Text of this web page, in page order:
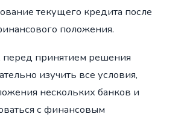
текущего кредита после
положения.
перед принятием решения
изучить все условия,
нескольких банков и
с финансовым